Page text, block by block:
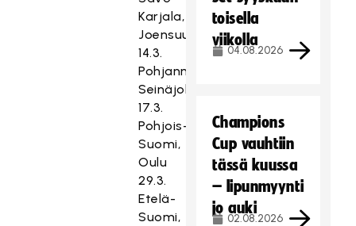
Karjala,
Joensuu
14.3.
Pohjanmaa,
Seinäjoki
17.3.
Pohjois-
Suomi,
Oulu
29.3.
Etelä-
Suomi,
toisella
viikolla
04.08.2026
Champions
Cup vauhtiin
tässä kuussa
– lipunmyynti
jo auki
02.08.2026